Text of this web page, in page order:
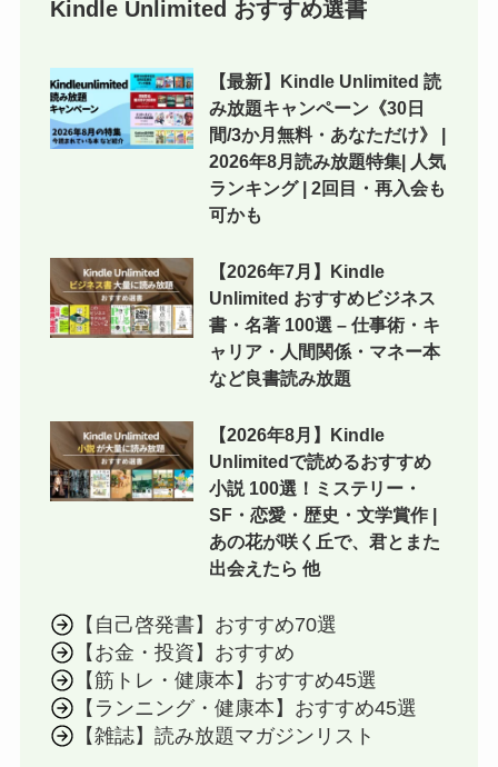
Kindle Unlimited おすすめ選書
【最新】Kindle Unlimited 読
み放題キャンペーン《30日
間/3か月無料・あなただけ》 |
2026年8月読み放題特集| 人気
ランキング | 2回目・再入会も
可かも
【2026年7月】Kindle
Unlimited おすすめビジネス
書・名著 100選 – 仕事術・キ
ャリア・人間関係・マネー本
など良書読み放題
【2026年8月】Kindle
Unlimitedで読めるおすすめ
小説 100選！ミステリー・
SF・恋愛・歴史・文学賞作 |
あの花が咲く丘で、君とまた
出会えたら 他
【自己啓発書】おすすめ70選
【お金・投資】おすすめ
【筋トレ・健康本】おすすめ45選
【ランニング・健康本】おすすめ45選
【雑誌】読み放題マガジンリスト